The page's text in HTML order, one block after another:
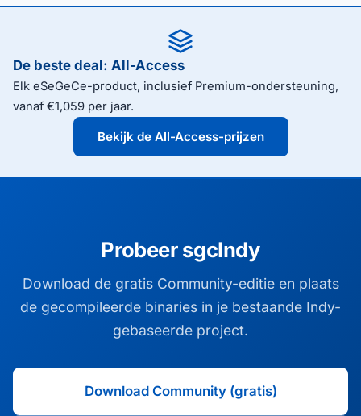
De beste deal: All-Access
Elk eSeGeCe-product, inclusief Premium-ondersteuning,
vanaf €1,059 per jaar.
Bekijk de All-Access-prijzen
Probeer sgcIndy
Download de gratis Community-editie en plaats
de gecompileerde binaries in je bestaande Indy-
gebaseerde project.
Download Community (gratis)